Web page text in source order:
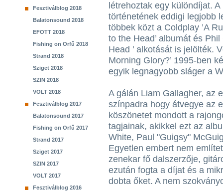
Fesztiválblog 2018
Balatonsound 2018
EFOTT 2018
Fishing on Orfű 2018
Strand 2018
Sziget 2018
SZIN 2018
VOLT 2018
Fesztiválblog 2017
Balatonsound 2017
Fishing on Orfű 2017
Strand 2017
Sziget 2017
SZIN 2017
VOLT 2017
Fesztiválblog 2016
létrehoztak egy különdíjat.
történetének eddigi legjobb
többek közt a Coldplay ’A
to the Head’ albumát és
Head ’ alkotását is jelölték.
Morning Glory?’ 1995-ben
egyik legnagyobb sláger a
A gálán Liam Gallagher, az
színpadra hogy átvegye az
köszönetet mondott a
tagjainak, akikkel ezt az
White, Paul "Guigsy"
Egyetlen embert nem
zenekar fő dalszerzője,
ezután fogta a díjat és a
dobta őket. A nem